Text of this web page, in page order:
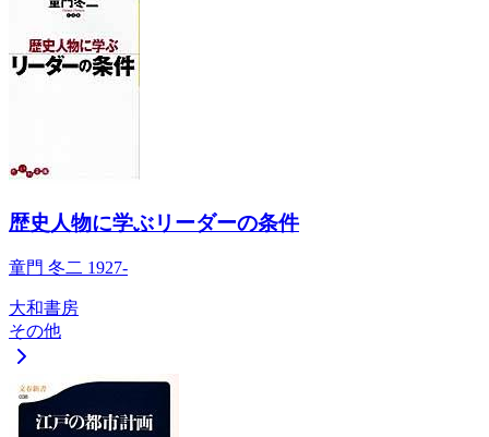
歴史人物に学ぶリーダーの条件
童門 冬二 1927-
大和書房
その他